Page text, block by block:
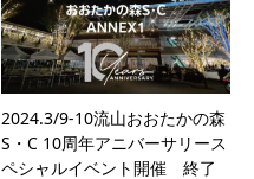
2024.3/9-10流山おおたかの森
S・C 10周年アニバーサリース
ペシャルイベント開催 終了